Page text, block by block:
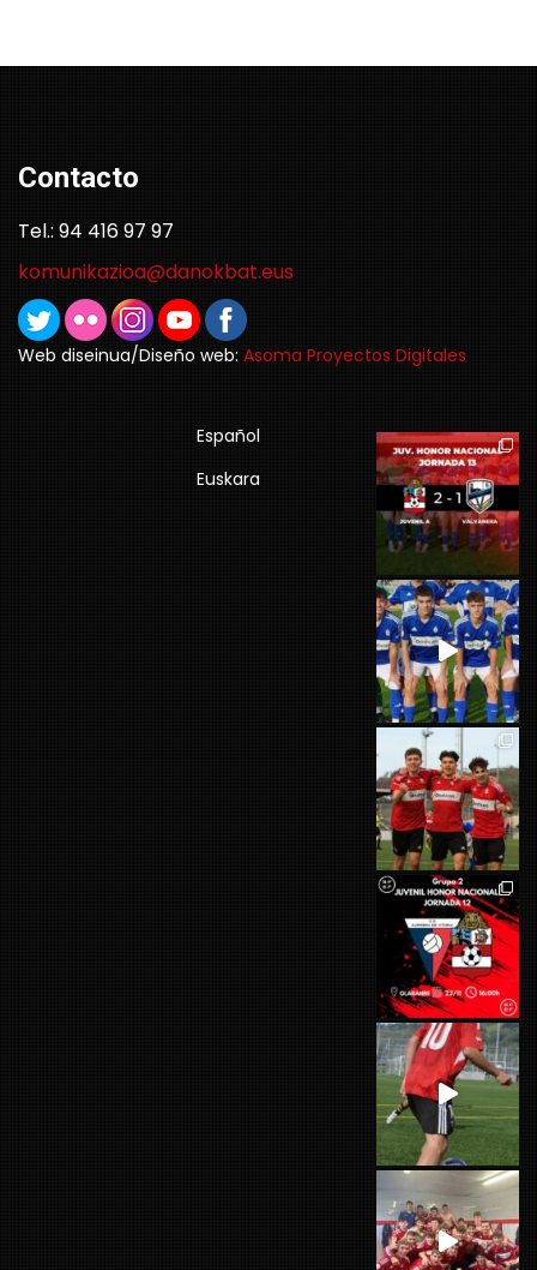
Contacto
Tel.: 94 416 97 97
komunikazioa@danokbat.eus
Web diseinua/Diseño web: Asoma Proyectos Digitales
Español
Euskara